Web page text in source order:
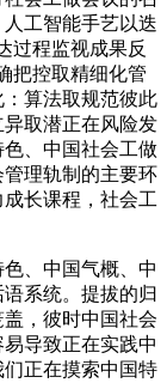
工智能手艺以迭
过程监视成果反
把控取精细化管
算法取规范彼此
取潜正在风险发
、中国社会工做
理轨制的主要环
长课程，社会工
、中国气概、中
系统。提拔的归
，彼时中国社会
导致正在实践中
正在摸索中国特